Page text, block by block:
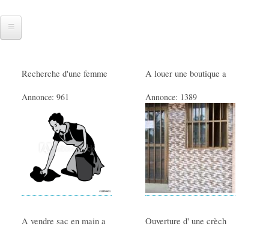
SE CONNECTER
IMMOBILIER
Ventes immobilières
Locations immobilières
Colocations
Recherche d'une femme
Annonce: 961
A louer une boutique a
Annonce: 1389
A vendre sac en main a Ouverture d' une crèch